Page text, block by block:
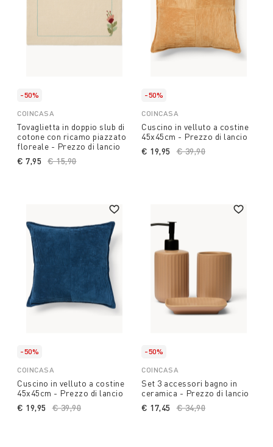
-50%
COINCASA
Tovaglietta in doppio slub di
cotone con ricamo piazzato
floreale - Prezzo di lancio
Price reduced from
€ 15,90to
€ 7,95
-50%
COINCASA
Cuscino in velluto a costine
45x45cm - Prezzo di lancio
Price reduced from
€ 39,90
€ 19,95
-50%
COINCASA
Cuscino in velluto a costine
45x45cm - Prezzo di lancio
Price reduced from
€ 39,90
€ 19,95
-50%
COINCASA
Set 3 accessori bagno in
ceramica - Prezzo di lancio
Price reduced from
€ 34,90
€ 17,45